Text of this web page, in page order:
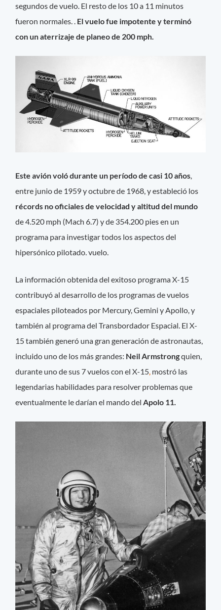
segundos de vuelo. El resto de los 10 a 11 minutos
fueron normales. . El vuelo fue impotente y terminó
con un aterrizaje de planeo de 200 mph.
Este avión voló durante un período de casi 10 años
entre junio de 1959 y octubre de 1968, y estableció los
récords no oficiales de velocidad y altitud del mundo
de 4.520 mph (Mach 6.7) y de 354.200 pies en un
programa para investigar todos los aspectos del
hipersónico pilotado. vuelo.
La información obtenida del exitoso programa X-15
contribuyó al desarrollo de los programas de vuelos
espaciales piloteados por Mercury, Gemini y Apollo, y
también al programa del Transbordador Espacial. El X-
15 también generó una gran generación de astronautas,
incluido uno de los más grandes: Neil Armstrongquien,
durante uno de sus 7 vuelos con el X-15, mostró las
legendarias habilidades para resolver problemas que
eventualmente le darían el mando delApolo 11.